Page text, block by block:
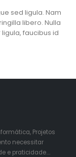
sed ligula. Nam
libero. Nulla
faucibus id
Projetos
necessitar
e praticidade….